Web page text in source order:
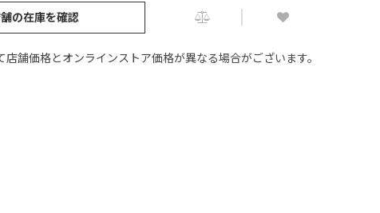
の在庫を確認
舗価格とオンラインストア価格が異なる場合がございます。